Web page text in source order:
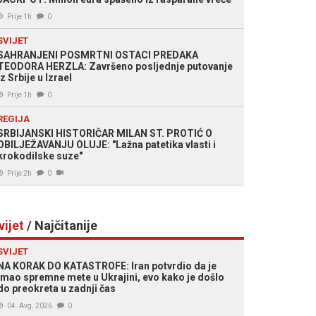
Prije 1h 0
POSMRTNI OSTACI PREDAKA
HERZLA: Završeno posljednje putovanje
Srbije u Izrael
Prije 1h 0
HISTORIČAR MILAN ST. PROTIĆ O
OLUJE: "Lažna patetika vlasti i
suze"
Prije 2h 0
/ Najčitanije
KORAK DO KATASTROFE: Iran potvrdio da je
spremne mete u Ukrajini, evo kako je došlo
preokreta u zadnji čas
04. Avg. 2026 0